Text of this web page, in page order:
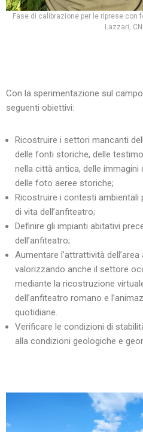
Fase di calibrazione per le riprese
Lazzari,
Con la sperimentazione sul
seguenti obiettivi:
Ricostruire i settori mancanti
delle fonti storiche, delle
nella città antica, delle
delle foto aeree storiche;
Ricostruire i contesti ambientali
di vita dell’anfiteatro;
Definire gli impianti abitativi
dell’anfiteatro;
Aumentare l’attrattività
valorizzando anche il settore
mediante la ricostruzione
dell’anfiteatro romano e
quotidiane.
Verificare le condizioni di
alla condizioni geologiche e